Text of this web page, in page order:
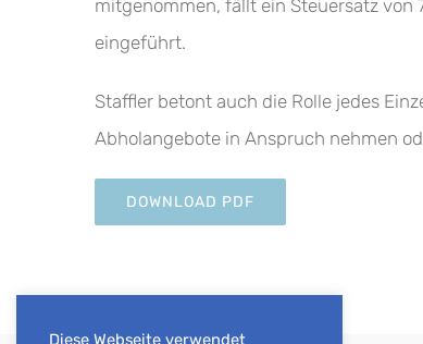
mitgenommen, fällt ein Steuersatz von
eingeführt.
Staffler betont auch die Rolle jedes
Abholangebote in Anspruch nehmen
DOWNLOAD PDF
Diese Webseite verwendet